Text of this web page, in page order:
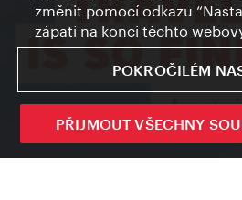
změnit pomocí odkazu
zápatí na konci těchto
POKROČILÉM
PŘIJMOUT VŠECHNY